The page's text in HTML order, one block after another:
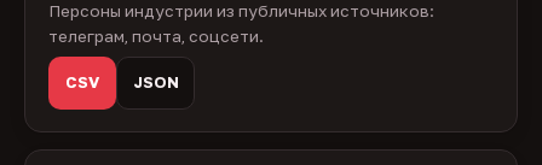
Персоны индустрии из публичных источников:
телеграм, почта, соцсети.
CSV JSON